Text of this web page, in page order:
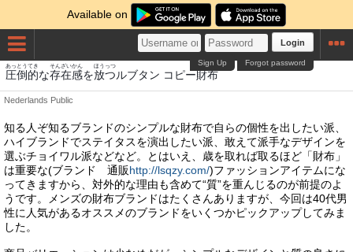
Available on
Login
Forgot password
Sign Up
圧倒的
あっとうてき
な存在感
そんざいかん
を放つ
ほうっつ
ルブタン コピー財布
さいふ
Nederlands Public
知る人ぞ知るブランドのシンプルな財布で自らの個性を出したい派、
ハイブランドでステイタスを演出したい派、敢えて派手なデザインを
選ぶチョイワル派などなど。とはいえ、歳を取れば取るほど「財布」
は重要な(ブランド 通販http://lsqzy.com/)ファッションアイテムにな
ってきますから、対外的な理由も含めて“質”を重んじるのが前提のよ
うです。メンズの財布ブランドはたくさんありますが、今回は40代男
性に人気があるオススメのブランドをいくつかピックアップしてみま
した。